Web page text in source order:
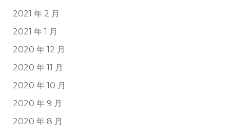
2021 年 2 月
2021 年 1 月
2020 年 12 月
2020 年 11 月
2020 年 10 月
2020 年 9 月
2020 年 8 月